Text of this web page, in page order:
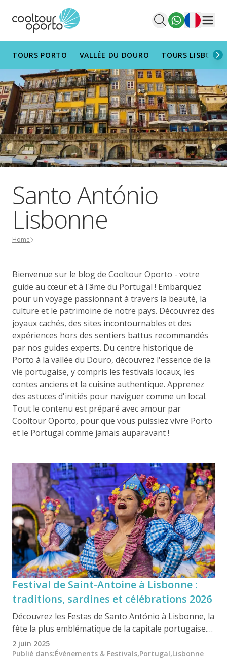
Français
TOURS PORTO VALLÉE DU DOURO TOURS
Santo António
Lisbonne
Home
Bienvenue sur le blog de Cooltour Oporto - votre
guide au cœur et à l'âme du Portugal ! Embarquez
pour un voyage passionnant à travers la beauté, la
culture et le patrimoine de notre pays. Découvrez des
joyaux cachés, des sites incontournables et des
expériences hors des sentiers battus recommandés
par nos guides experts. Du centre historique de
Porto à la vallée du Douro, découvrez l'essence de la
vie portugaise, y compris les festivals locaux, les
contes anciens et la cuisine authentique. Apprenez
des astuces d'initiés pour naviguer comme un local.
Tout le contenu est préparé avec amour par
Cooltour Oporto, pour que vous puissiez vivre Porto
et le Portugal comme jamais auparavant !
Festival de Saint-Antoine à Lisbonne :
traditions, sardines et célébrations 2026
Découvrez les Festas de Santo António à Lisbonne, la
fête la plus emblématique de la capitale portugaise.
Défilés, mariages populaires, concerts et sardines
grillées animent les quartiers historiques tout au
2 juin 2025
Publié dans:Événements & Festivals,Portugal,Lisbonne